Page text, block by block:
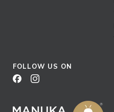
FOLLOW US ON